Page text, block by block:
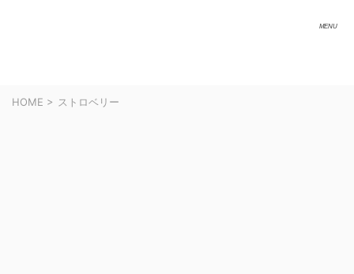
HOME > ストロベリー